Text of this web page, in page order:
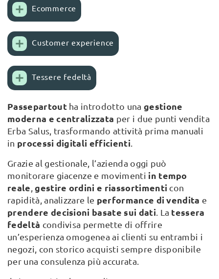
Ecommerce
Customer experience
Tessere fedeltà
Passepartout ha introdotto una gestione
moderna e centralizzata per i due punti vendita
Erba Salus, trasformando attività prima manuali
in processi digitali efficienti.
Grazie al gestionale, l’azienda oggi può
monitorare giacenze e movimenti in tempo
reale ,gestire ordini e riassortimenti con
rapidità, analizzare le performance di vendita e
prendere decisioni basate sui dati. La tessera
fedeltà condivisa permette di offrire
un’esperienza omogenea ai clienti su entrambi i
negozi, con storico acquisti sempre disponibile
per una consulenza più accurata.